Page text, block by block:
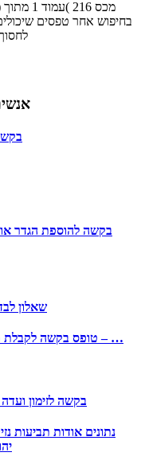
בחיפוש אחר טפסים
בקשה להוספת הגדר
שאלון
טופס בקשה לקבלת תואר מומחה – מדריך בפסיכולוגיה שיקומית – …
בקשה לזימון
נתונים אודות תביעות